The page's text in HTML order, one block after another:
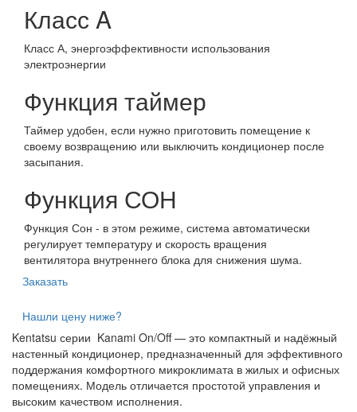
Класс A
Класс А, энергоэффективности использования
электроэнергии
Функция таймер
Таймер удобен, если нужно приготовить помещение к
своему возвращению или выключить кондиционер после
засыпания.
Функция СОН
Функция Сон - в этом режиме, система автоматически
регулирует температуру и скорость вращения
вентилятора внутреннего блока для снижения шума.
Заказать
Нашли цену ниже?
Kentatsu серии Kanami On/Off — это компактный и надёжный
настенный кондиционер, предназначенный для эффективного
поддержания комфортного микроклимата в жилых и офисных
помещениях. Модель отличается простотой управления и
высоким качеством исполнения.